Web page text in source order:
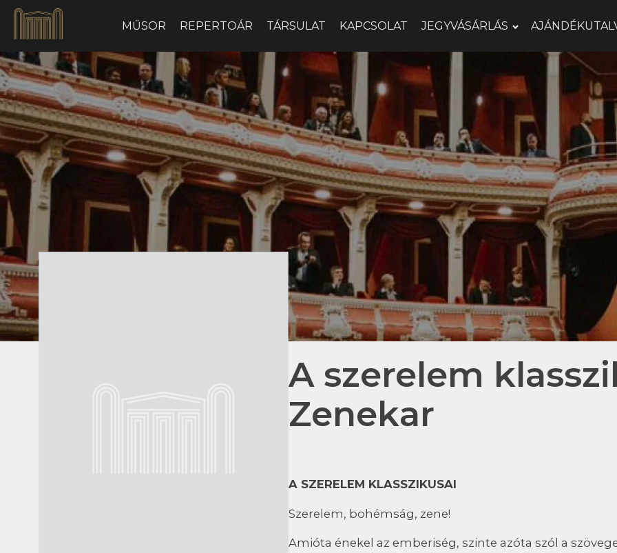
MŰSOR REPERTOÁR TÁRSULAT KAPCSOLAT JEGYVÁSÁRLÁS
A szerelem
Zenekar
A SZERELEM KLASSZIKUSAI
Szerelem, bohémság, zene!
Amióta énekel az emberiség, szinte azóta szól a